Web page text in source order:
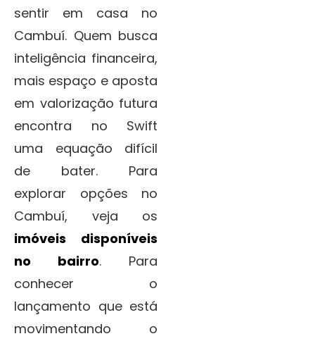
sentir em casa no
Cambuí. Quem busca
inteligência financeira,
mais espaço e aposta
em valorização futura
encontra no Swift
uma equação difícil
de bater. Para
explorar opções no
Cambuí, veja os
imóveis disponíveis
no bairro. Para
conhecer o
lançamento que está
movimentando o